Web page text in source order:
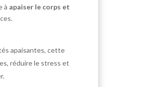
à apaiser le corps et
apaisantes, cette
réduire le stress et